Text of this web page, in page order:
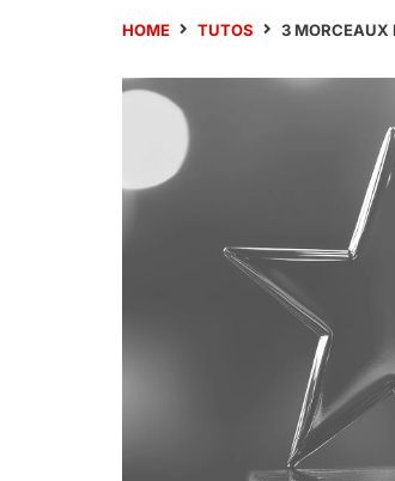
HOME TUTOS 3 MORCEAUX